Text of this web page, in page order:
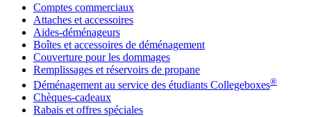
Comptes commerciaux
Attaches et accessoires
Aides-déménageurs
Boîtes et accessoires de déménagement
Couverture pour les dommages
Remplissages et réservoirs de propane
Déménagement au service des étudiants Collegeboxes®
Chèques-cadeaux
Rabais et offres spéciales